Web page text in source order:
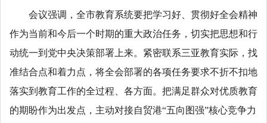
会议强调，全市教育系统要把学习好、贯彻好全会精神
作为当前和今后一个时期的重大政治任务，切实把思想和行
动统一到党中央决策部署上来。紧密联系三亚教育实际，找
准结合点和着力点，将全会部署的各项任务要求不折不扣地
落实到教育工作的全过程、各方面。把满足群众对优质教育
的期盼作为出发点，主动对接自贸港“五向图强”核心竞争力